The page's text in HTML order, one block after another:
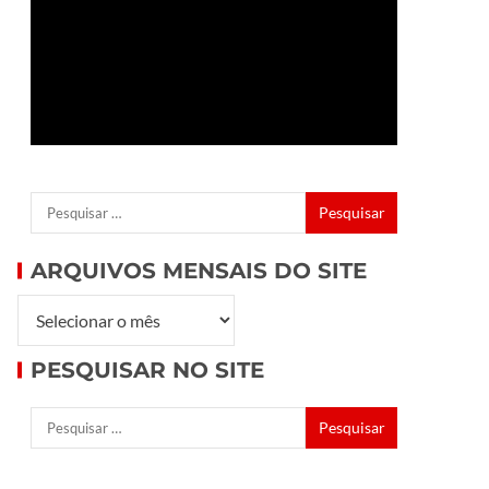
ARQUIVOS MENSAIS DO SITE
PESQUISAR NO SITE